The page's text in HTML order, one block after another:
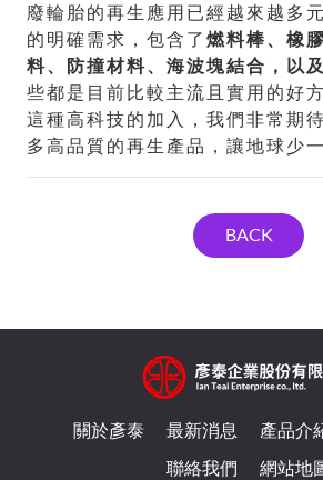
廢輪胎的再生應用已經越來越多
的明確需求，包含了 燃料棒、橡
料、防撞材料、海波塊結合，以
些都是目前比較主流且實用的好
這種高科技的加入，我們非常期
多高品質的再生產品，讓地球少
BACK
關於彥泰 最新消息 產品介
聯絡我們
網站地